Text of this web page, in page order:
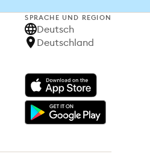
SPRACHE UND REGION
Deutsch
Deutschland